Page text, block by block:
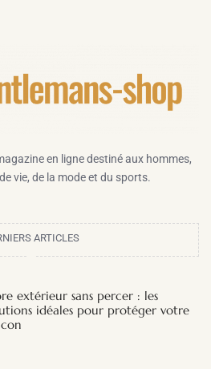
en ligne destiné aux hommes,
vie, de la mode et du sports.
ARTICLES
extérieur sans percer : les
idéales pour protéger votre